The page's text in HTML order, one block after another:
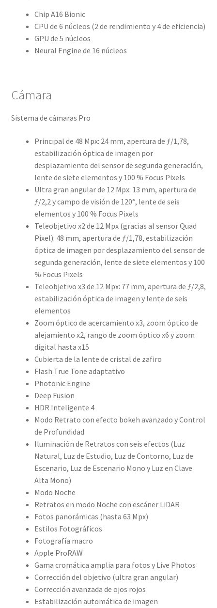
Chip A16 Bionic
CPU de 6 núcleos (2 de rendimiento y 4 de eficiencia)
GPU de 5 núcleos
Neural Engine de 16 núcleos
Cámara
Sistema de cámaras Pro
Principal de 48 Mpx: 24 mm, apertura de ƒ/1,78,
estabili­zación óptica de imagen por
desplazamiento del sensor de segunda generación,
lente de siete elementos y 100 % Focus Pixels
Ultra gran angular de 12 Mpx: 13 mm, apertura de
ƒ/2,2 y campo de visión de 120°, lente de seis
elementos y 100 % Focus Pixels
Teleobjetivo x2 de 12 Mpx (gracias al sensor Quad
Pixel): 48 mm, apertura de ƒ/1,78, estabilización
óptica de imagen por desplazamiento del sensor de
segunda generación, lente de siete elementos y 100
% Focus Pixels
Teleobjetivo x3 de 12 Mpx: 77 mm, apertura de ƒ/2,8,
estabili­zación óptica de imagen y lente de seis
elementos
Zoom óptico de acercamiento x3, zoom óptico de
alejamiento x2, rango de zoom óptico x6 y zoom
digital hasta x15
Cubierta de la lente de cristal de zafiro
Flash True Tone adaptativo
Photonic Engine
Deep Fusion
HDR Inteligente 4
Modo Retrato con efecto bokeh avanzado y Control
de Profundidad
Iluminación de Retratos con seis efectos (Luz
Natural, Luz de Estudio, Luz de Contorno, Luz de
Escenario, Luz de Escenario Mono y Luz en Clave
Alta Mono)
Modo Noche
Retratos en modo Noche con escáner LiDAR
Fotos panorámicas (hasta 63 Mpx)
Estilos Fotográficos
Fotografía macro
Apple ProRAW
Gama cromática amplia para fotos y Live Photos
Corrección del objetivo (ultra gran angular)
Corrección avanzada de ojos rojos
Estabilización automática de imagen